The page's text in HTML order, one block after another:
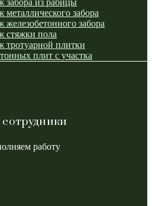
забора из рабицы
металлического забора
железобетонного забора
стяжки пола
тротуарной плитки
плит с участка
работу